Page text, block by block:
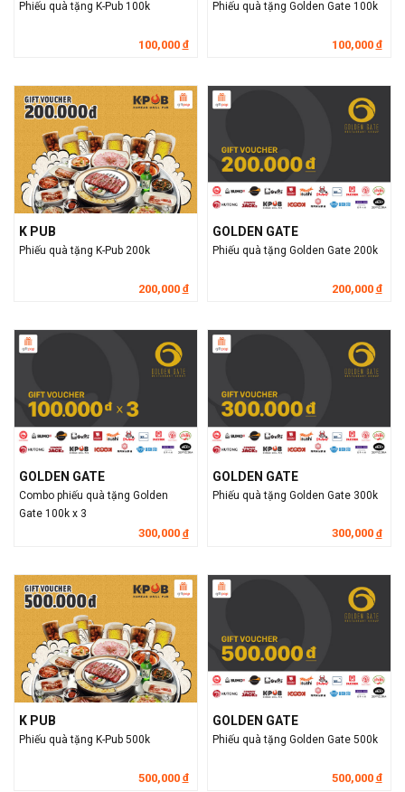
Phiếu quà tặng K-Pub 100k
100,000 đ
Phiếu quà tặng Golden Gate 100k
100,000 đ
K PUB
Phiếu quà tặng K-Pub 200k
200,000 đ
GOLDEN GATE
Phiếu quà tặng Golden Gate 200k
200,000 đ
GOLDEN GATE
Combo phiếu quà tặng Golden
Gate 100k x 3
300,000 đ
GOLDEN GATE
Phiếu quà tặng Golden Gate 300k
300,000 đ
K PUB
Phiếu quà tặng K-Pub 500k
500,000 đ
GOLDEN GATE
Phiếu quà tặng Golden Gate 500k
500,000 đ